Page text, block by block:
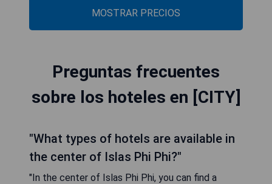
MOSTRAR PRECIOS
Preguntas frecuentes
sobre los hoteles en [CITY]
"What types of hotels are available in
the center of Islas Phi Phi?"
"In the center of Islas Phi Phi, you can find a